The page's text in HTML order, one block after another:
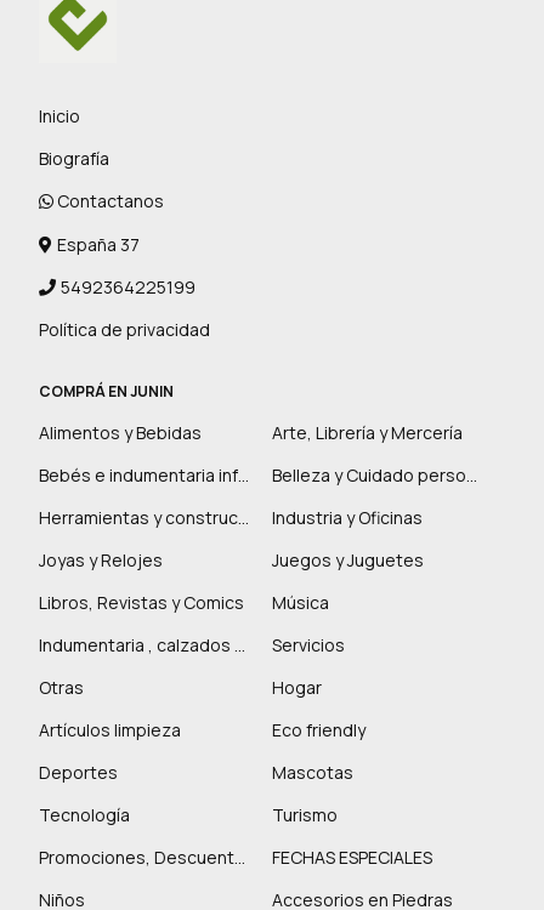
Inicio
Biografía
Contactanos
España 37
5492364225199
Política de privacidad
COMPRÁ EN JUNIN
Alimentos y Bebidas
Arte, Librería y Mercería
Bebés e indumentaria infantil
Belleza y Cuidado personal
Herramientas y construcción
Industria y Oficinas
Joyas y Relojes
Juegos y Juguetes
Libros, Revistas y Comics
Música
Indumentaria , calzados y marroquinería
Servicios
Otras
Hogar
Artículos limpieza
Eco friendly
Deportes
Mascotas
Tecnología
Turismo
Promociones, Descuentos y más
FECHAS ESPECIALES
Niños
Accesorios en Piedras